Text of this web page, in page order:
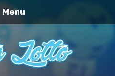
Menu